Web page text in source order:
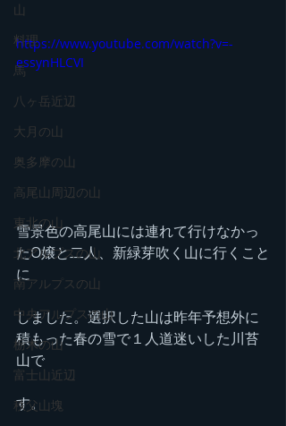
山
料理
馬
八ヶ岳近辺
大月の山
奥多摩の山
高尾山周辺の山
東北の山
北アルプスの山
南アルプスの山
中央アルプスの山
栃木の山
富士山近辺
秩父山塊
https://www.youtube.com/watch?v=-
essynHLCVI
雪景色の高尾山には連れて行けなかっ
たO嬢と二人、新緑芽吹く山に行くこと
に
しました。選択した山は昨年予想外に
積もった春の雪で１人道迷いした川苔
山で
す。